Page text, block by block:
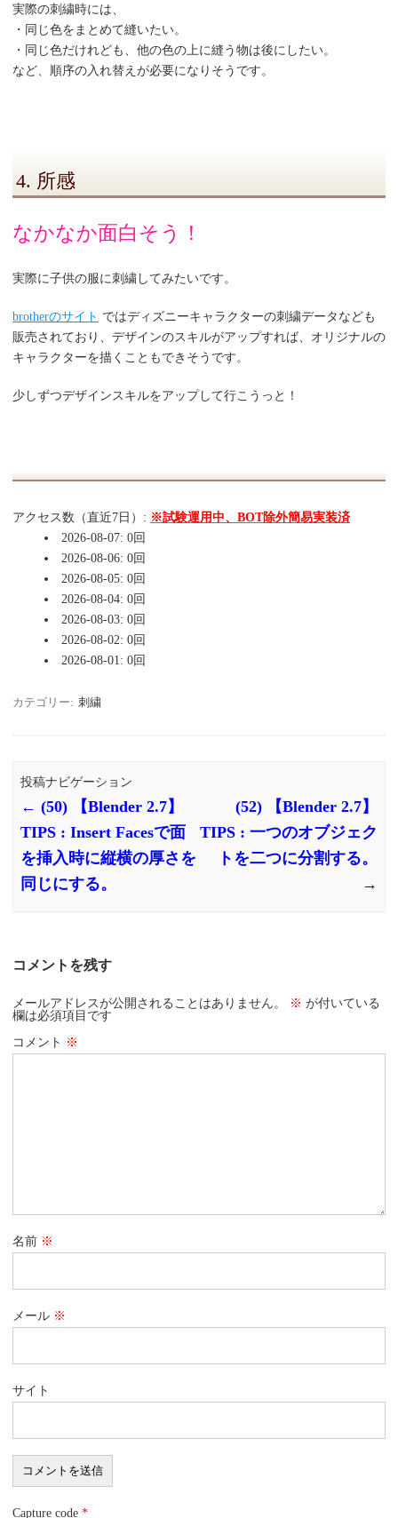
実際の刺繍時には、
・同じ色をまとめて縫いたい。
・同じ色だけれども、他の色の上に縫う物は後にしたい。
など、順序の入れ替えが必要になりそうです。
4. 所感
なかなか面白そう！
実際に子供の服に刺繍してみたいです。
brotherのサイト ではディズニーキャラクターの刺繍データなども
販売されており、デザインのスキルがアップすれば、オリジナルの
キャラクターを描くこともできそうです。
少しずつデザインスキルをアップして行こうっと！
アクセス数（直近7日）: ※試験運用中、BOT除外簡易実装済
2026-08-07: 0回
2026-08-06: 0回
2026-08-05: 0回
2026-08-04: 0回
2026-08-03: 0回
2026-08-02: 0回
2026-08-01: 0回
カテゴリー: 刺繍
投稿ナビゲーション
← (50) 【Blender 2.7】
TIPS : Insert Facesで面
を挿入時に縦横の厚さを
同じにする。
(52) 【Blender 2.7】
TIPS : 一つのオブジェク
トを二つに分割する。
→
コメントを残す
メールアドレスが公開されることはありません。 ※ が付いている
欄は必須項目です
コメント ※
名前 ※
メール ※
サイト
Capture code *